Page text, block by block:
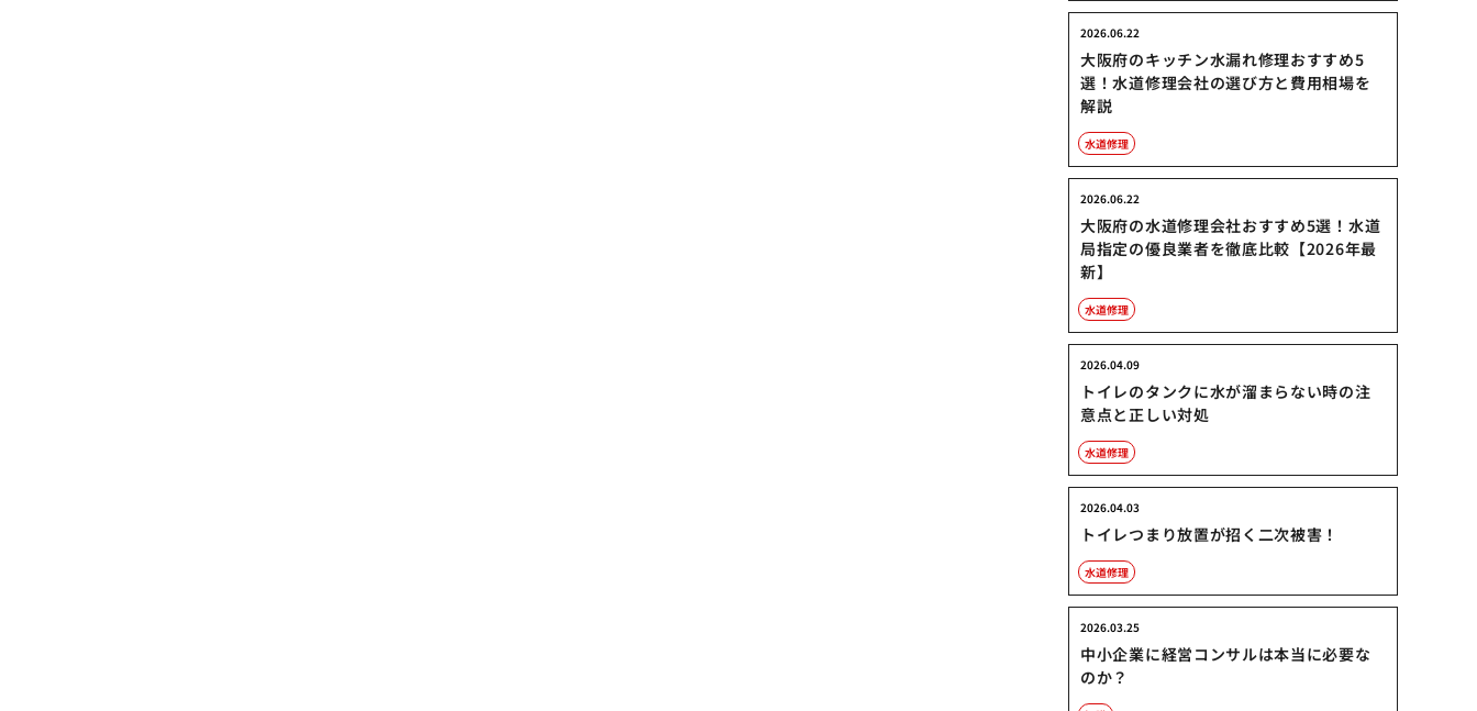
大阪府のキッチン水漏れ修理おすすめ5
選！水道修理会社の選び方と費用相場を
解説
2026.06.22
水道修理
大阪府の水道修理会社おすすめ5選！水道
局指定の優良業者を徹底比較【2026年最
新】
2026.06.22
水道修理
トイレのタンクに水が溜まらない時の注
意点と正しい対処
2026.04.09
水道修理
トイレつまり放置が招く二次被害！
2026.04.03
水道修理
中小企業に経営コンサルは本当に必要な
のか？
2026.03.25